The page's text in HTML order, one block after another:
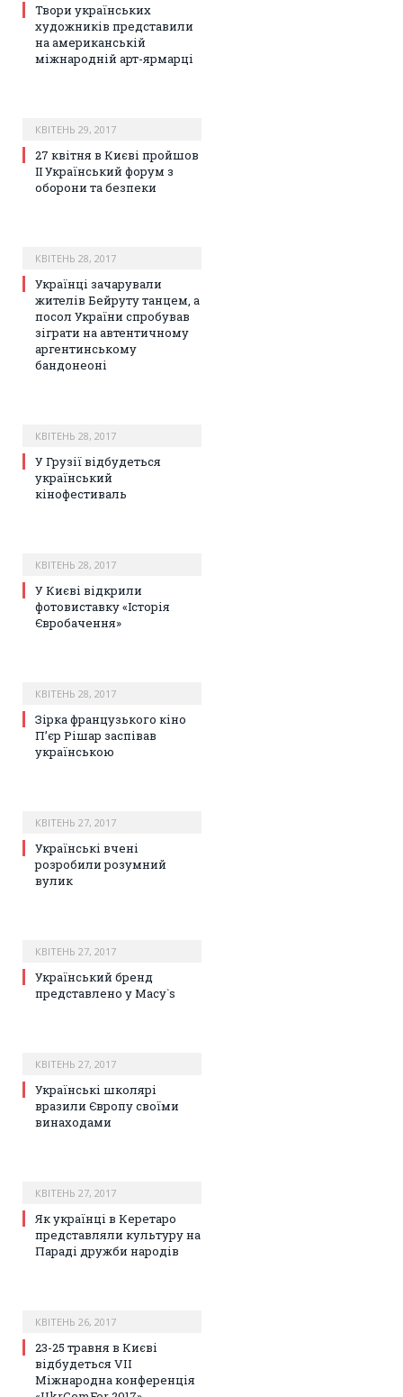
Твори українських
художників представили
на американській
міжнародній арт-ярмарці
КВІТЕНЬ 29, 2017
27 квітня в Києві пройшов
ІІ Український форум з
оборони та безпеки
КВІТЕНЬ 28, 2017
Українці зачарували
жителів Бейруту танцем, а
посол України спробував
зіграти на автентичному
аргентинському
бандонеоні
КВІТЕНЬ 28, 2017
У Грузії відбудеться
український
кінофестиваль
КВІТЕНЬ 28, 2017
У Києві відкрили
фотовиставку «Історія
Євробачення»
КВІТЕНЬ 28, 2017
Зірка французького кіно
П’єр Рішар заспівав
українською
КВІТЕНЬ 27, 2017
Українські вчені
розробили розумний
вулик
КВІТЕНЬ 27, 2017
Український бренд
представлено у Macy`s
КВІТЕНЬ 27, 2017
Українські школярі
вразили Європу своїми
винаходами
КВІТЕНЬ 27, 2017
Як українці в Керетаро
представляли культуру на
Параді дружби народів
КВІТЕНЬ 26, 2017
23-25 травня в Києві
відбудеться VIІ
Міжнародна конференція